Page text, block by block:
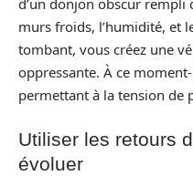
murs froids, l’humidité, et
tombant, vous créez une
oppressante. À ce
permettant à la tension de
Utiliser les retours
évoluer